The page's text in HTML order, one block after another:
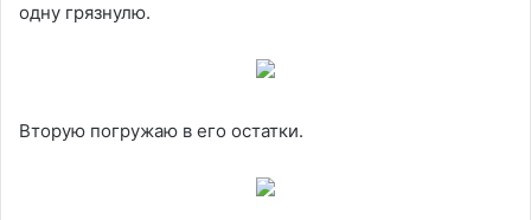
одну грязнулю.
Вторую погружаю в его остатки.